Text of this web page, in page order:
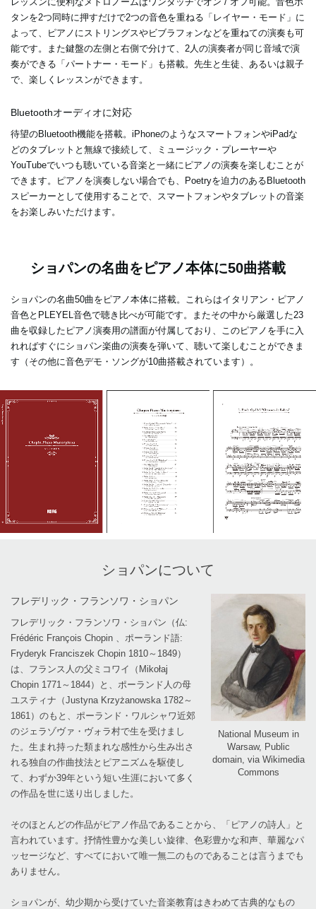
タンを2つ同時に押すだけで2つの音色を重ねる「レイヤー・モード」に
よって、ピアノにストリングスやビブラフォンなどを重ねての演奏も可
能です。また鍵盤の左側と右側で分けて、2人の演奏者が同じ音域で演
奏ができる「パートナー・モード」も搭載。先生と生徒、あるいは親子
で、楽しくレッスンができます。
Bluetoothオーディオに対応
待望のBluetooth機能を搭載。iPhoneのようなスマートフォンやiPadな
どのタブレットと無線で接続して、ミュージック・プレーヤーや
YouTubeでいつも聴いている音楽と一緒にピアノの演奏を楽しむことが
できます。ピアノを演奏しない場合でも、Poetryを迫力のあるBluetooth
スピーカーとして使用することで、スマートフォンやタブレットの音楽
をお楽しみいただけます。
ショパンの名曲をピアノ本体に50曲搭載
ショパンの名曲50曲をピアノ本体に搭載。これらはイタリアン・ピアノ
音色とPLEYEL音色で聴き比べが可能です。またその中から厳選した23
曲を収録したピアノ演奏用の譜面が付属しており、このピアノを手に入
れればすぐにショパン楽曲の演奏を弾いて、聴いて楽しむことができま
す（その他に音色デモ・ソングが10曲搭載されています）。
ショパンについて
National Museum in
Warsaw, Public
domain, via Wikimedia
Commons
フレデリック・フランソワ・ショパン
フレデリック・フランソワ・ショパン（仏:
Frédéric François Chopin 、ポーランド語:
Fryderyk Franciszek Chopin 1810～1849）
は、フランス人の父ミコワイ（Mikołaj
Chopin 1771～1844）と、ポーランド人の母
ユスティナ（Justyna Krzyżanowska 1782～
1861）のもと、ポーランド・ワルシャワ近郊
のジェラゾヴァ・ヴォラ村で生を受けまし
た。生まれ持った類まれな感性から生み出さ
れる独自の作曲技法とピアニズムを駆使し
て、わずか39年という短い生涯において多く
の作品を世に送り出しました。
そのほとんどの作品がピアノ作品であることから、「ピアノの詩人」と
言われています。抒情性豊かな美しい旋律、色彩豊かな和声、華麗なパ
ッセージなど、すべてにおいて唯一無二のものであることは言うまでも
ありません。
ショパンが、幼少期から受けていた音楽教育はきわめて古典的なもの